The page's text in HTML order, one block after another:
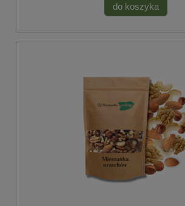
do koszyka